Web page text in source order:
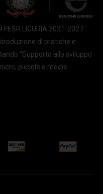
LIGURIA 2021-2027
di pratiche e
“Supporto allo sviluppo
piccole e medie